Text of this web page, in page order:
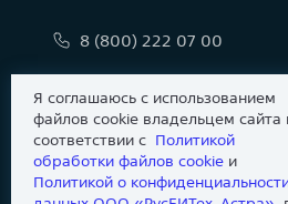
8 (800) 222 07 00
Я соглашаюсь с использованием
файлов cookie владельцем сайта
соответствии с Политикой
обработки файлов сookie и
Политикой о